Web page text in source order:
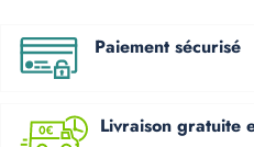
Paiement sécurisé
Livraison